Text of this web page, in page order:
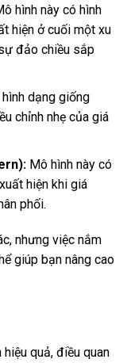
hình này có hình
hiện ở cuối một xu
đảo chiều sắp
dạng giống
chỉnh nhẹ của giá
Mô hình này có
hiện khi giá
phối.
nhưng việc nắm
giúp bạn nâng cao
quả, điều quan